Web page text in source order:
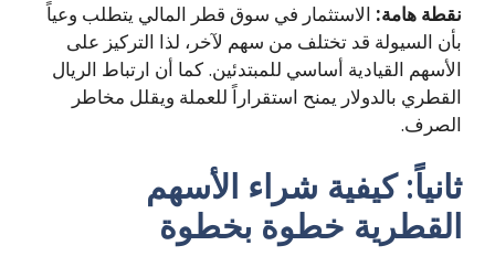
نقطة هامة: الاستثمار في سوق قطر المالي يتطلب وعياً
بأن السيولة قد تختلف من سهم لآخر، لذا التركيز على
الأسهم القيادية أساسي للمبتدئين. كما أن ارتباط الريال
القطري بالدولار يمنح استقراراً للعملة ويقلل مخاطر
الصرف.
ثانياً: كيفية شراء الأسهم
القطرية خطوة بخطوة